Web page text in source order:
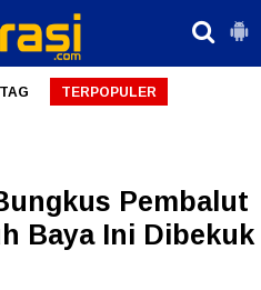
TERPOPULER
Pembalut
Baya Ini Dibekuk